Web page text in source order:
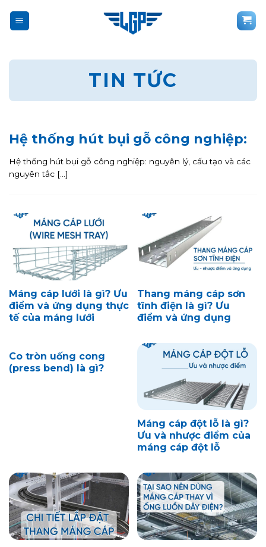
qua
TIN TỨC
Hệ thống hút bụi gỗ công nghiệp:
Hệ thống hút bụi gỗ công nghiệp: nguyên lý, cấu tạo và các
nguyên tắc [...]
Máng cáp lưới là gì? Ưu
điểm và ứng dụng thực
tế của máng lưới
Thang máng cáp sơn
tĩnh điện là gì? Ưu
điểm và ứng dụng
Co tròn uống cong
(press bend) là gì?
Máng cáp đột lỗ là gì?
Ưu và nhược điểm của
máng cáp đột lỗ